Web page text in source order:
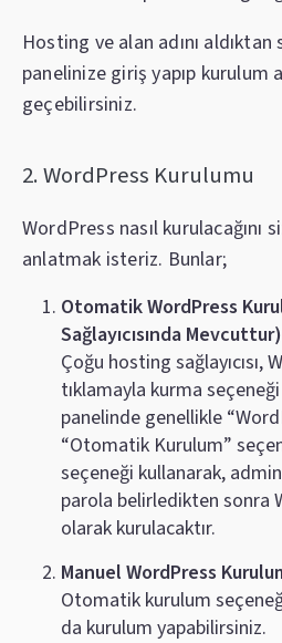
Hosting ve alan adını
panelinize giriş yapıp kurulum
geçebilirsiniz.
2. WordPress Kurulumu
WordPress nasıl kurulacağını
anlatmak isteriz. Bunlar;
Otomatik WordPress
Sağlayıcısında
Çoğu hosting sağlayıcısı,
tıklamayla kurma
panelinde genellikle
“Otomatik Kurulum”
seçeneği kullanarak, admin
parola belirledikten sonra
olarak kurulacaktır.
Manuel WordPress
Otomatik kurulum
da kurulum yapabilirsiniz.